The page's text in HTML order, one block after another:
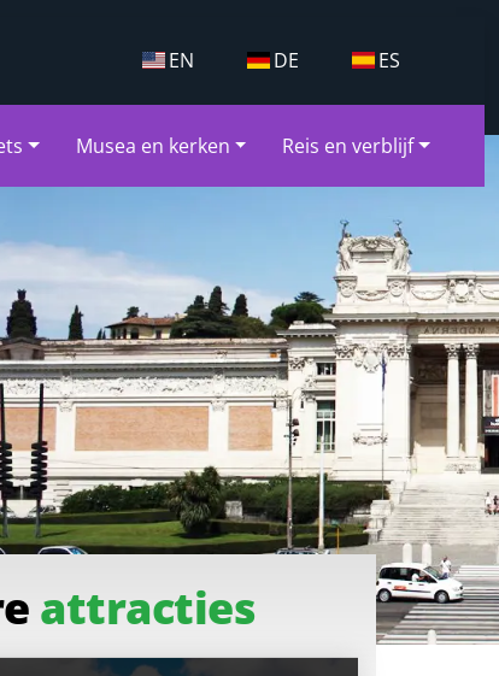
EN DE ES
Musea en kerken Reis en verblijf
attracties